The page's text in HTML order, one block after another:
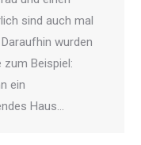
sind auch mal
wurden
Beispiel:
ein
Haus…